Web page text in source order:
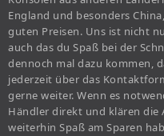
England und besonders
guten Preisen. Uns ist nicht
auch das du Spaß bei der
dennoch mal dazu kommen,
jederzeit über das
gerne weiter. Wenn es
Händler direkt und klären die
weiterhin Spaß am Sparen